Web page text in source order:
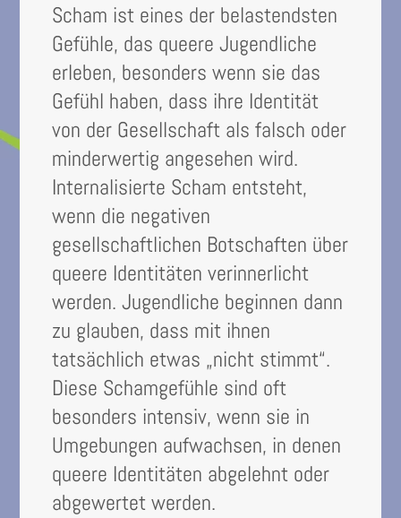
Scham ist eines der belastendsten
Gefühle, das queere Jugendliche
erleben, besonders wenn sie das
Gefühl haben, dass ihre Identität
von der Gesellschaft als falsch oder
minderwertig angesehen wird.
Internalisierte Scham entsteht,
wenn die negativen
gesellschaftlichen Botschaften über
queere Identitäten verinnerlicht
werden. Jugendliche beginnen dann
zu glauben, dass mit ihnen
tatsächlich etwas „nicht stimmt“.
Diese Schamgefühle sind oft
besonders intensiv, wenn sie in
Umgebungen aufwachsen, in denen
queere Identitäten abgelehnt oder
abgewertet werden.